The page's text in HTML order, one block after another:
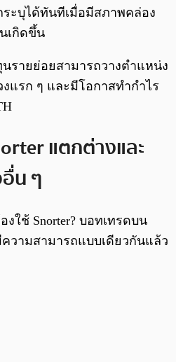
ระบุได้ทันทีเมื่อมีสภาพคล่อง
เกิดขึ้น
รายย่อยสามารถวางตำแหน่ง
แรก ๆ และมีโอกาสทำกำไร
แตกต่างและ
น ๆ
ใช้ Snorter? บอทเทรดบน
ความสามารถแบบเดียวกันแล้ว